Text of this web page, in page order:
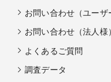
お問い合わせ（ユーザ
お問い合わせ（法人様）
よくあるご質問
調査データ